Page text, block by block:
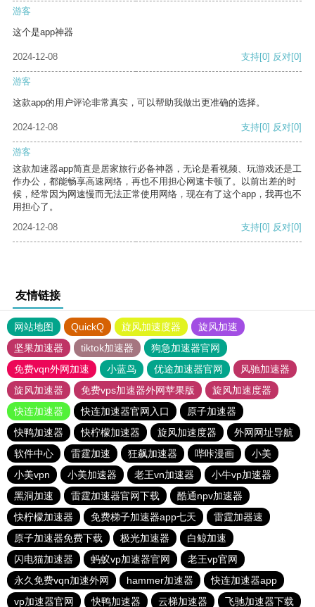
游客
这个是app神器
2024-12-08 支持[0] 反对[0]
游客
这款app的用户评论非常真实，可以帮助我做出更准确的选择。
2024-12-08 支持[0] 反对[0]
游客
这款加速器app简直是居家旅行必备神器，无论是看视频、玩游戏还是工
作办公，都能畅享高速网络，再也不用担心网速卡顿了。以前出差的时
候，经常因为网速慢而无法正常使用网络，现在有了这个app，我再也不
用担心了。
2024-12-08
支持[0] 反对[0]
友情链接
网站地图 QuickQ 旋风加速度器
旋风加速
坚果加速器
tiktok加速器
狗急加速器官网
免费vqn外网加速
小蓝鸟 优途加速器官网
风驰加速器
旋风加速器
免费vps加速器外网苹果版
旋风加速度器
快连加速器
快连加速器官网入口
原子加速器
快鸭加速器
快柠檬加速器 旋风加速度器
外网网址导航
软件中心
雷霆加速 狂飙加速器 哔咔漫画
小美
小美vpn
小美加速器 老王vn加速器
小牛vp加速器
黑洞加速
雷霆加速器官网下载
酷通npv加速器
快柠檬加速器
免费梯子加速器app七天
雷霆加器速
原子加速器免费下载
极光加速器
白鲸加速
闪电猫加速器
蚂蚁vp加速器官网
老王vp官网
永久免费vqn加速外网
hammer加速器
快连加速器app
vp加速器官网
快鸭加速器 云梯加速器 飞驰加速器下载